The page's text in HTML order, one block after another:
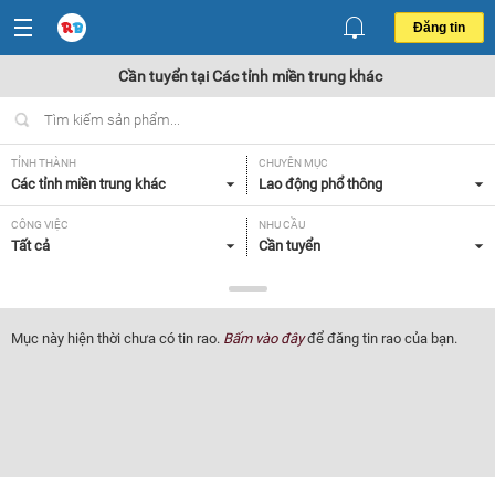
Đăng tin
Cần tuyển tại Các tỉnh miền trung khác
TỈNH THÀNH
Các tỉnh miền trung khác
CHUYÊN MỤC
Lao động phổ thông
CÔNG VIỆC
Tất cả
NHU CẦU
Cần tuyển
Tất cả
Mục này hiện thời chưa có tin rao. Bấm vào đâyđể đăng tin rao của bạn.